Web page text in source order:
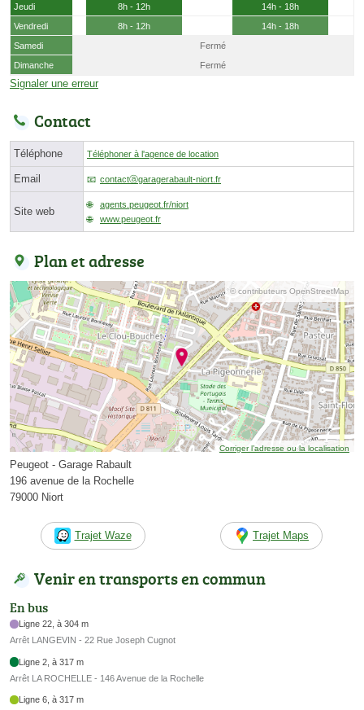
Jeudi
8h - 12h
14h - 18h
Vendredi
8h - 12h
14h - 18h
Samedi
Fermé
Dimanche
Fermé
Signaler une erreur
Contact
Téléphone Téléphoner à l'agence de location
Email contactⓐgaragerabault-niort.fr
Site web
agents.peugeot.fr/niort
www.peugeot.fr
Plan et adresse
© contributeurs OpenStreetMap
Corriger l’adresse ou la localisation
Peugeot - Garage Rabault
196 avenue de la Rochelle
79000 Niort
Trajet Waze Trajet Maps
Venir en transports en commun
En bus
Ligne 22, à 304 m
Arrêt LANGEVIN - 22 Rue Joseph Cugnot
Ligne 2, à 317 m
Arrêt LA ROCHELLE - 146 Avenue de la Rochelle
Ligne 6, à 317 m